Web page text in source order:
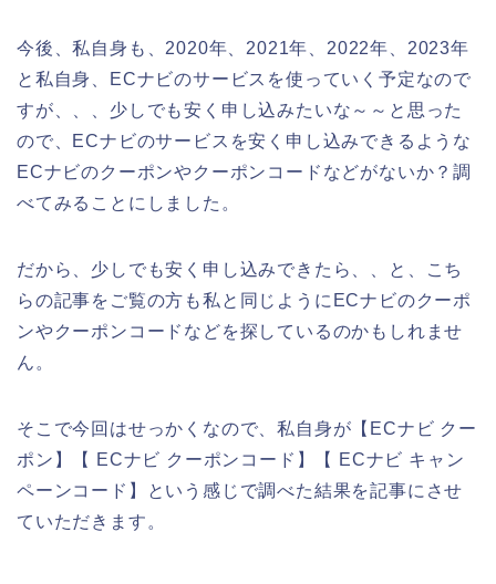
今後、私自身も、2020年、2021年、2022年、2023年
と私自身、ECナビのサービスを使っていく予定なので
すが、、、少しでも安く申し込みたいな～～と思った
ので、ECナビのサービスを安く申し込みできるような
ECナビのクーポンやクーポンコードなどがないか？調
べてみることにしました。
だから、少しでも安く申し込みできたら、、と、こち
らの記事をご覧の方も私と同じようにECナビのクーポ
ンやクーポンコードなどを探しているのかもしれませ
ん。
そこで今回はせっかくなので、私自身が【ECナビ クー
ポン】【 ECナビ クーポンコード】【 ECナビ キャン
ペーンコード】という感じで調べた結果を記事にさせ
ていただきます。